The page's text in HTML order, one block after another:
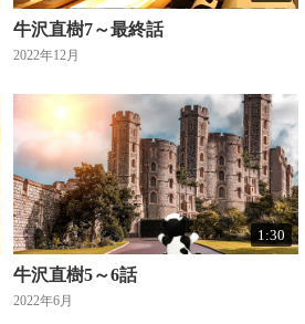
牛沢直樹7～最終話
2022年12月
1:30
牛沢直樹5～6話
2022年6月